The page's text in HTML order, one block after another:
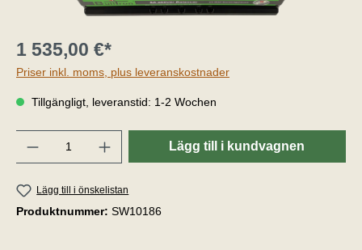
1 535,00 €*
Priser inkl. moms, plus leveranskostnader
Tillgängligt, leveranstid: 1-2 Wochen
Lägg till i kundvagnen
Lägg till i önskelistan
Produktnummer: SW10186